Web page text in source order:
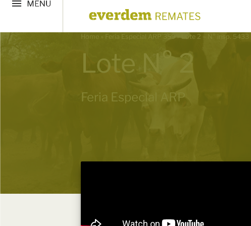
Home » Feria Especial ARP 359»Lote 2 – N° insp. 5433
Lote N° 2
Feria Especial ARP